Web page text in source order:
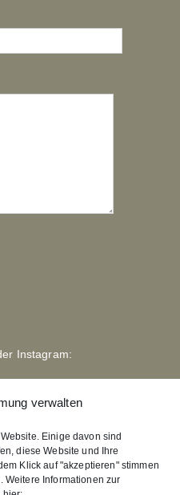
verwalten
Einige davon sind
diese Website und Ihre
Klick auf "akzeptieren" stimmen
Weitere Informationen zur
Instagram: